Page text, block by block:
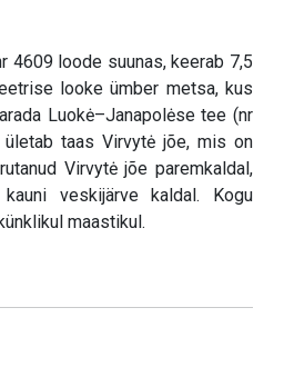
4609 loode suunas, keerab 7,5
looke ümber metsa, kus
Luokė–Janapolėse tee (nr
taas Virvytė jõe, mis on
Virvytė jõe paremkaldal,
veskijärve kaldal. Kogu
maastikul.